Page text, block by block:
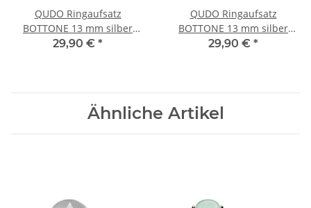
QUDO Ringaufsatz
BOTTONE 13 mm silber
CRYSTAL
29,90 € *
QUDO Ringaufsatz
BOTTONE 13 mm silber
SILVER PATINA
29,90 € *
Ähnliche Artikel